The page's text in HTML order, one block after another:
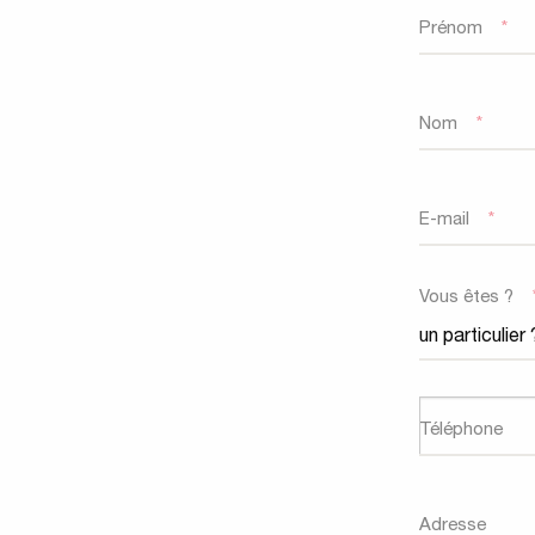
Prénom *
Nom *
E-mail *
Vous êtes ?
Téléphone
Adresse